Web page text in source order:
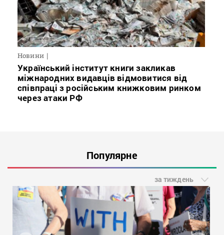
Новини
Український інститут книги закликав
міжнародних видавців відмовитися від
співпраці з російським книжковим ринком
через атаки РФ
Популярне
за тиждень